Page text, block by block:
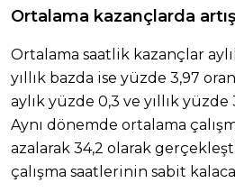
Ortalama kazançlarda artış
Ortalama saatlik kazançlar
yıllık bazda ise yüzde 3,97
aylık yüzde 0,3 ve yıllık
Aynı dönemde ortalama
azalarak 34,2 olarak
çalışma saatlerinin sabit